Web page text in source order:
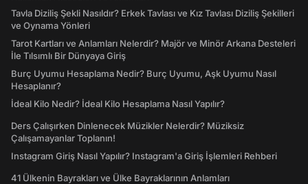
Tavla Diziliş Şekli Nasıldır? Erkek Tavlası ve Kız Tavlası Diziliş Şekilleri
ve Oynama Yönleri
Tarot Kartları ve Anlamları Nelerdir? Majör ve Minör Arkana Desteleri
İle Tılsımlı Bir Dünyaya Giriş
Burç Uyumu Hesaplama Nedir? Burç Uyumu, Aşk Uyumu Nasıl
Hesaplanır?
İdeal Kilo Nedir? İdeal Kilo Hesaplama Nasıl Yapılır?
Ders Çalışırken Dinlenecek Müzikler Nelerdir? Müziksiz
Çalışamayanlar Toplanın!
Instagram Giriş Nasıl Yapılır? Instagram'a Giriş İşlemleri Rehberi
41 Ülkenin Bayrakları ve Ülke Bayraklarının Anlamları